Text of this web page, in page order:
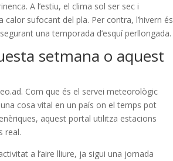
A l’estiu, el clima sol ser sec i
sufocant del pla. Per contra, l’hivern és
una temporada d’esquí perllongada.
setmana o aquest
Com que és el servei meteorològic
cosa vital en un país on el temps pot
aquest portal utilitza estacions
real.
a l’aire lliure, ja sigui una jornada